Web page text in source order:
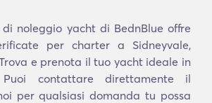
noleggio yacht di BednBlue offre
per charter a Sidneyvale,
e prenota il tuo yacht ideale in
contattare direttamente il
per qualsiasi domanda tu possa